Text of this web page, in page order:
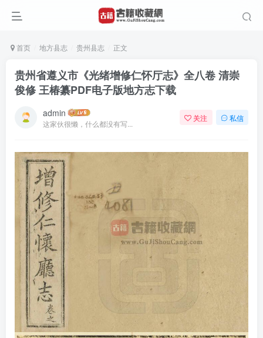
首页 地方县志 贵州县志 正文
贵州省遵义市《光绪增修仁怀厅志》全八卷 清崇
俊修 王椿纂PDF电子版地方志下载
admin
这家伙很懒，什么都没有写...
关注 私信